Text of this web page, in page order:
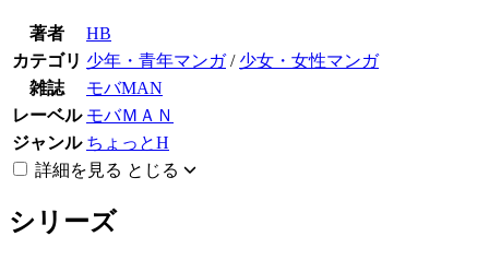
著者
HB
カテゴリ 少年・青年マンガ/ 少女・女性マンガ
雑誌
モバMAN
レーベル モバＭＡＮ
ジャンル ちょっとH
詳細を見る とじる
シリーズ